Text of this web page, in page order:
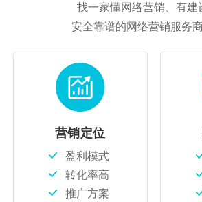
找一家懂网络营销、有建
安全靠谱的网络营销服务
营销定位
盈利模式
转化率高
推广方案